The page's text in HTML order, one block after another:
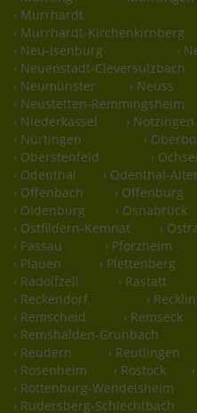
› Murrhardt
› Murrhardt-Kirchenkirnberg
› Neu-Isenburg
›
› Neuenstadt-Cleversulzbach
› Neumünster
› Neuss
› Neustetten-Remmingsheim
› Niederkassel
› Notzingen
› Nürtingen
›
› Oberstenfeld
›
› Odenthal
› Odenthal-
› Offenbach
› Offenburg
› Oldenburg
› Osnabrück
› Ostfildern-Kemnat
›
› Passau
› Pforzheim
› Plauen
› Plettenberg
› Radolfzell
› Rastatt
› Reckendorf
›
› Remscheid
› Remseck
› Remshalden-Grunbach
› Reudern
› Reutlingen
› Rosenheim
› Rostock
› Rottenburg-Wendelsheim
› Rudersberg-Schlechtbach